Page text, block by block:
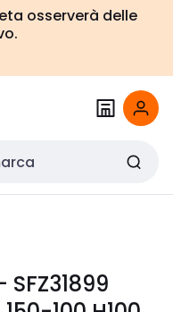
osserverà delle
SFZ31899